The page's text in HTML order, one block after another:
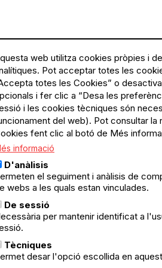
Menú
Legal
Política de
Avís legal
Política de
El Quèdequè no
organitzadors.
web utilitza cookies pròpies i
Pot acceptar totes les
totes les Cookies” o
i fer clic a “Desa les
i les cookies tècniques són
del web). Pot consultar la
fent clic al botó de Més
informació
D'anàlisis
el seguiment i anàlisis de
webs a les quals estan vinculades.
De sessió
per mantenir identificat a
Tècniques
desar l'opció escollida en